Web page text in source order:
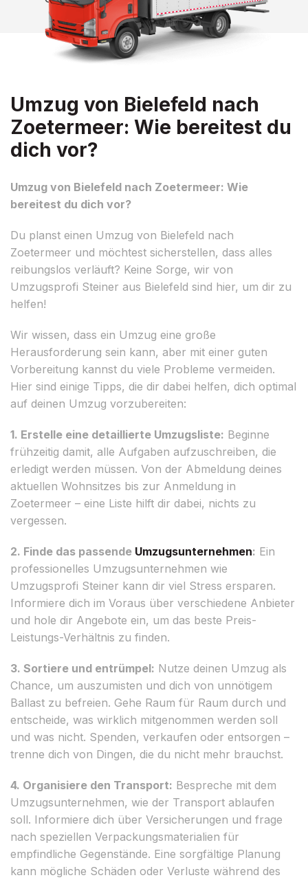
Umzug von Bielefeld nach
Zoetermeer: Wie bereitest du
dich vor?
Umzug von Bielefeld nach Zoetermeer: Wie
bereitest du dich vor?
Du planst einen Umzug von Bielefeld nach
Zoetermeer und möchtest sicherstellen, dass alles
reibungslos verläuft? Keine Sorge, wir von
Umzugsprofi Steiner aus Bielefeld sind hier, um dir zu
helfen!
Wir wissen, dass ein Umzug eine große
Herausforderung sein kann, aber mit einer guten
Vorbereitung kannst du viele Probleme vermeiden.
Hier sind einige Tipps, die dir dabei helfen, dich optimal
auf deinen Umzug vorzubereiten:
1. Erstelle eine detaillierte Umzugsliste: Beginne
frühzeitig damit, alle Aufgaben aufzuschreiben, die
erledigt werden müssen. Von der Abmeldung deines
aktuellen Wohnsitzes bis zur Anmeldung in
Zoetermeer – eine Liste hilft dir dabei, nichts zu
vergessen.
2. Finde das passende Umzugsunternehmen: Ein
professionelles Umzugsunternehmen wie
Umzugsprofi Steiner kann dir viel Stress ersparen.
Informiere dich im Voraus über verschiedene Anbieter
und hole dir Angebote ein, um das beste Preis-
Leistungs-Verhältnis zu finden.
3. Sortiere und entrümpel: Nutze deinen Umzug als
Chance, um auszumisten und dich von unnötigem
Ballast zu befreien. Gehe Raum für Raum durch und
entscheide, was wirklich mitgenommen werden soll
und was nicht. Spenden, verkaufen oder entsorgen –
trenne dich von Dingen, die du nicht mehr brauchst.
4. Organisiere den Transport: Bespreche mit dem
Umzugsunternehmen, wie der Transport ablaufen
soll. Informiere dich über Versicherungen und frage
nach speziellen Verpackungsmaterialien für
empfindliche Gegenstände. Eine sorgfältige Planung
kann mögliche Schäden oder Verluste während des